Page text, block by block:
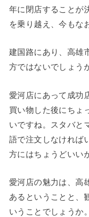
年に閉店することが
を乗り越え、今もな
建国路にあり、高雄
方ではないでしょう
愛河店にあって成功
買い物した後にちょ
いですね。スタバと
語で注文しなければ
方にはちょうどいい
愛河店の魅力は、高
あるということと、
いうことでしょうか。